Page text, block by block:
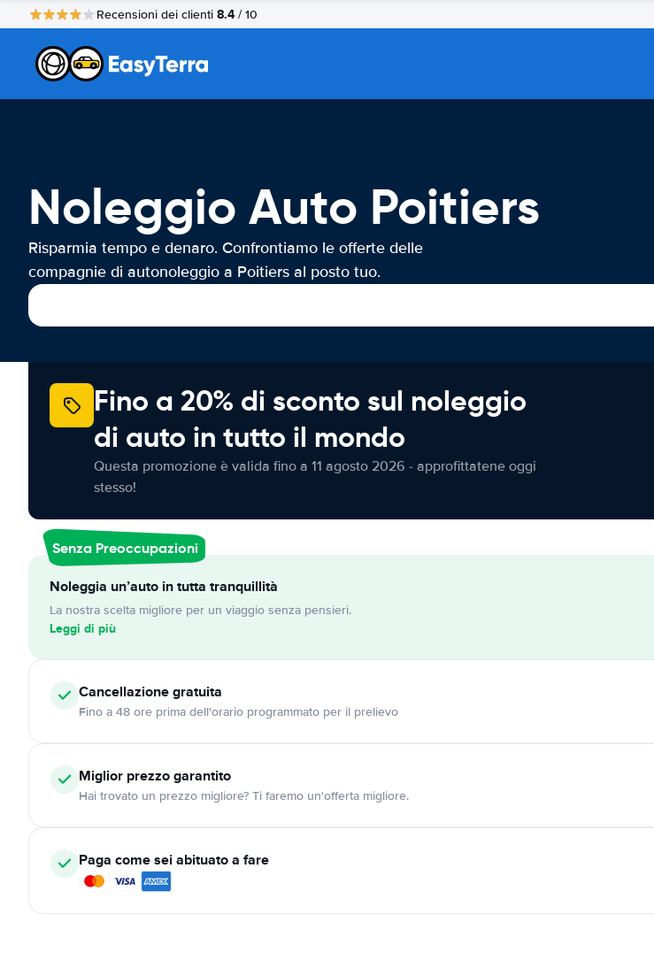
Recensioni dei clienti 8.4 / 10
Noleggio Auto Poitiers
Risparmia tempo e denaro. Confrontiamo le offerte delle
compagnie di autonoleggio a Poitiers al posto tuo.
Fino a 20% di sconto sul noleggio
di auto in tutto il mondo
Questa promozione è valida fino a 11 agosto 2026 - approfittatene oggi
stesso!
Senza Preoccupazioni
Noleggia un’auto in tutta tranquillità
La nostra scelta migliore per un viaggio senza pensieri.
Leggi di più
Cancellazionegratuita
Fino a 48 ore prima dell'orario programmato per il prelievo
Miglior prezzo garantito
Hai trovato un prezzo migliore? Ti faremo un'offerta migliore.
Paga come sei abituato a fare